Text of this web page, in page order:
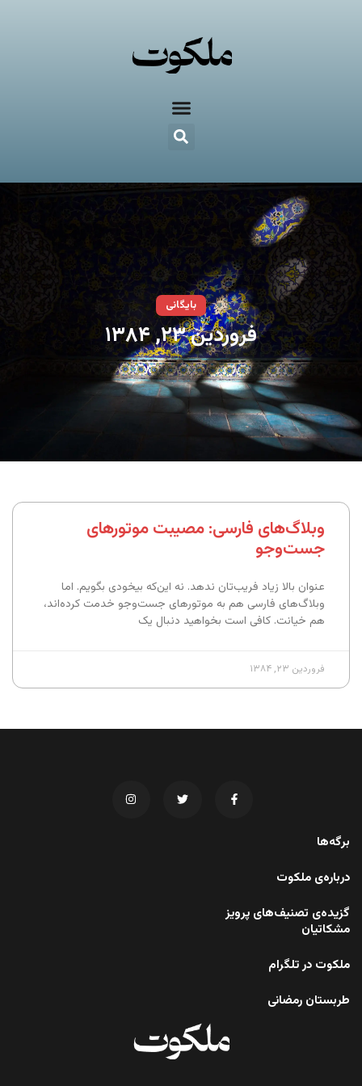
بایگانی
فروردین ۲۳, ۱۳۸۴
وبلاگ‌های فارسی:‌ مصیبت موتورهای
جست‌وجو
عنوان بالا زیاد فریب‌تان ندهد. نه این‌که بیخودی بگویم. اما
وبلاگ‌های فارسی هم به موتورهای جست‌وجو خدمت کرده‌اند،
هم خیانت. کافی است بخواهید دنبال یک
فروردین ۲۳, ۱۳۸۴
برگه‌ها
درباره‌ی ملکوت
گزیده‌ی تصنیف‌های پرویز
مشکاتیان
ملکوت در تلگرام
طربستان رمضانی